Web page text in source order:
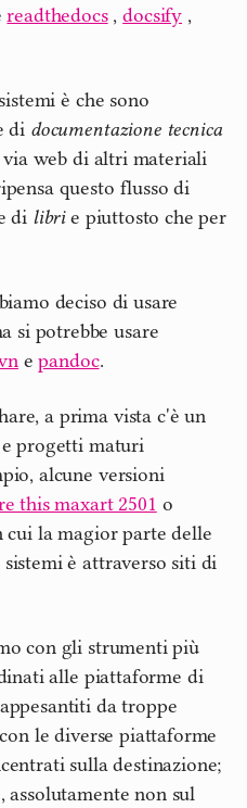
readthedocs,docsify ,
è che sono
di documentazione tecnica
web di altri materiali
questo flusso di
di librie piuttosto che per
deciso di usare
si potrebbe usare
epandoc.
a prima vista c'è un
progetti maturi
alcune versioni
this maxart 2501 o
cui la magior parte delle
è attraverso siti di
con gli strumenti più
alle piattaforme di
da troppe
le diverse piattaforme
sulla destinazione;
assolutamente non sul